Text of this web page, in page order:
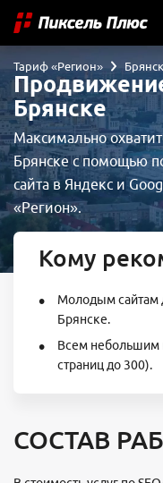
Брянске
Максимально
Брянске с помощью
сайта в Яндекс и
«Регион».
Тариф «Регион» Брянск
Кому
Молодым сайтам
Брянске.
Всем небольшим
страниц до 300).
СОСТАВ